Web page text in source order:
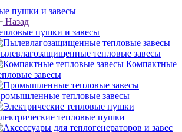
пушки и завесы
Назад
пушки и завесы
тепловые завесы
Компактные
завесы
тепловые завесы
тепловые пушки